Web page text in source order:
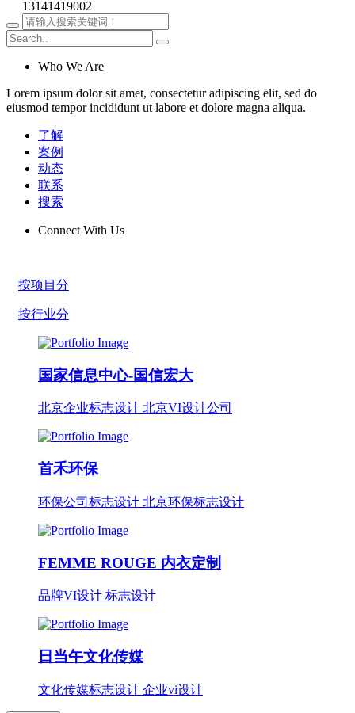
13141419002
Who We Are
Lorem ipsum dolor sit amet, consectetur adipiscing elit, sed do
eiusmod tempor incididunt ut labore et dolore magna aliqua.
了解
案例
动态
联系
搜索
Connect With Us
按项目分
按行业分
国家信息中心-国信宏大
北京企业标志设计 北京VI设计公司
首禾环保
环保公司标志设计 北京环保标志设计
FEMME ROUGE 内衣定制
品牌VI设计 标志设计
日当午文化传媒
文化传媒标志设计 企业vi设计